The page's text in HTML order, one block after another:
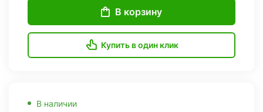
В корзину
Купить в один клик
В наличии